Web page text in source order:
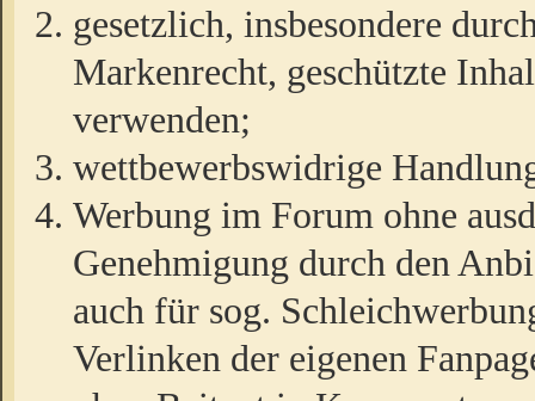
gesetzlich, insbesondere
Markenrecht, geschützte
verwenden;
wettbewerbswidrige
Werbung im Forum ohne
Genehmigung durch den
auch für sog.
Verlinken der eigenen